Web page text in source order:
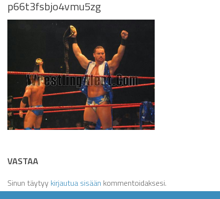
p66t3fsbjo4vmu5zg
VASTAA
Sinun täytyy kirjautua sisään kommentoidaksesi.